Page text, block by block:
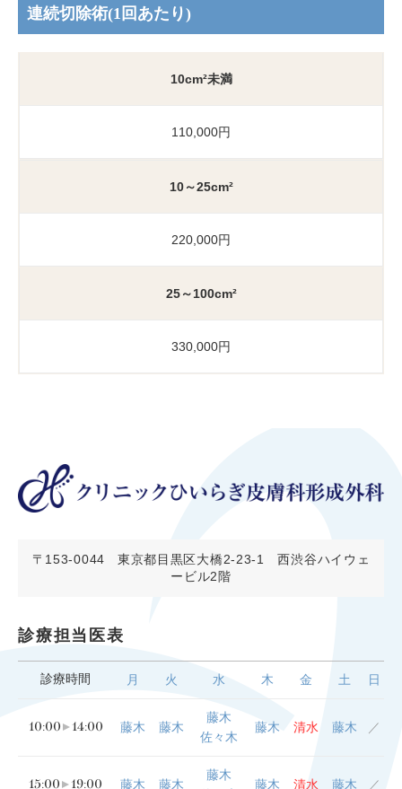
連続切除術(1回あたり)
10cm²未満
110,000円
10～25cm²
220,000円
25～100cm²
330,000円
〒153-0044
東京都目黒区大橋2-23-1 西渋谷ハイウェ
ービル2階
診療担当医表
診療時間 月 火 水 木 金 土 日
10:00 14:00 藤木 藤木
藤木
佐々木
藤木 清水 藤木 ／
15:00 19:00 藤木 藤木
藤木
藤木 清水 藤木 ／